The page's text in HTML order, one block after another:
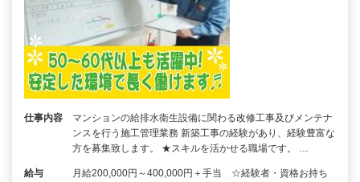
仕事内容
マンションの給排水衛生設備に関わる改修工事及びメンテナ
ンスを行う施工管理業務 新築工事の経験があり、経験豊富な
方を募集致します。 ★スキルを活かせる職場です。 …
給与
月給200,000円～400,000円＋手当 ☆経験者・資格お持ち